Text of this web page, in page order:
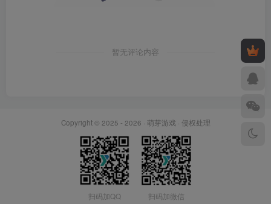
暂无评论内容
Copyright © 2025 - 2026 · 萌芽游戏 · 侵权处理
扫码加QQ 扫码加微信